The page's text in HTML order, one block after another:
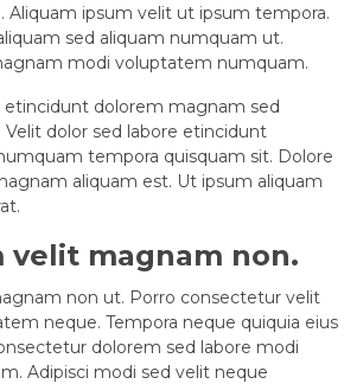
Aliquam ipsum velit ut ipsum tempora.
sed aliquam numquam ut.
modi voluptatem numquam.
dolorem magnam sed
dolor sed labore etincidunt
tempora quisquam sit. Dolore
aliquam est. Ut ipsum aliquam
velit magnam non.
non ut. Porro consectetur velit
neque. Tempora neque quiquia eius
dolorem sed labore modi
Adipisci modi sed velit neque